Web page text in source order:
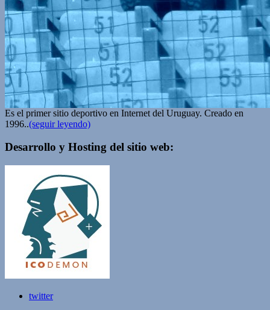
Es el primer sitio deportivo en Internet del Uruguay. Creado en
1996..(seguir leyendo)
Desarrollo y Hosting del sitio web:
twitter